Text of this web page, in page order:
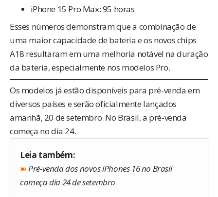
iPhone 15 Pro Max: 95 horas
Esses números demonstram que a combinação de
uma maior capacidade de bateria e os novos chips
A18 resultaram em uma melhoria notável na duração
da bateria, especialmente nos modelos Pro.
Os modelos já estão disponíveis para pré-venda em
diversos países e serão oficialmente lançados
amanhã, 20 de setembro. No Brasil, a pré-venda
começa no dia 24.
Leia também:
➽Pré-venda dos novos iPhones 16 no Brasil
começa dia 24 de setembro